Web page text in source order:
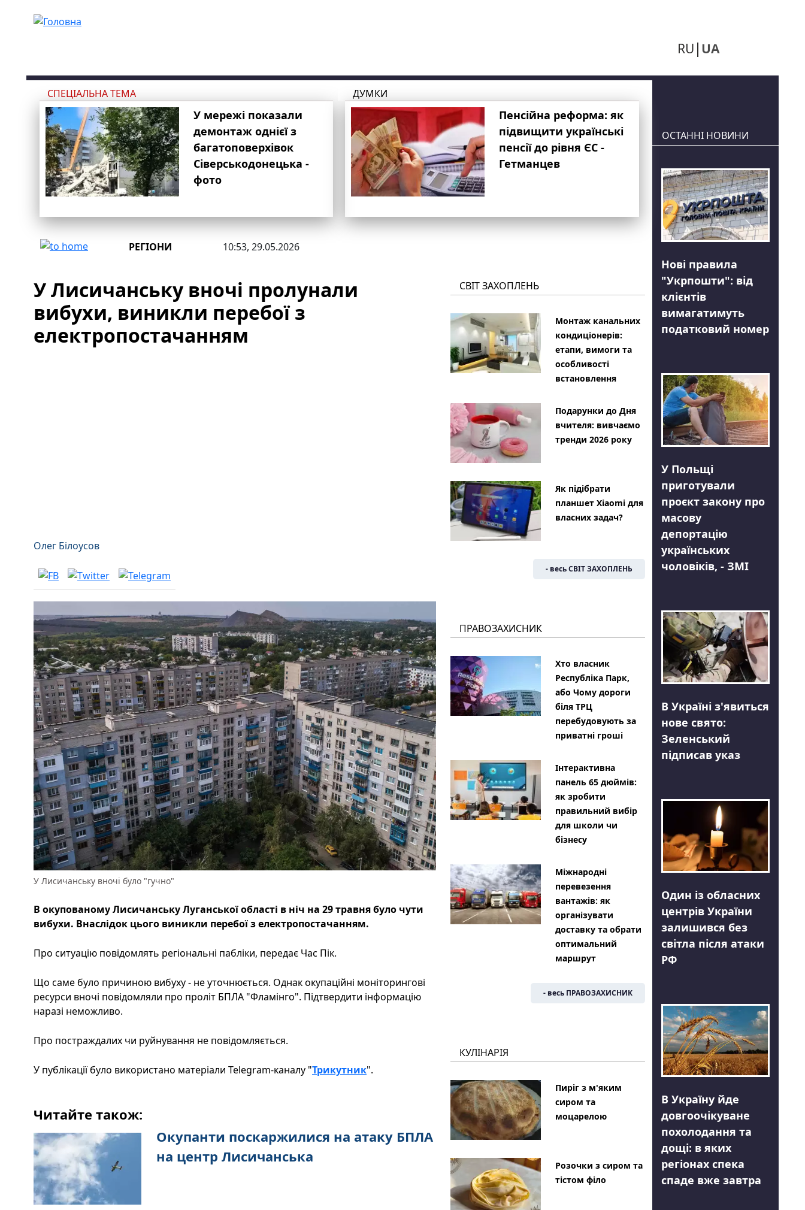
RU UA
СПЕЦІАЛЬНА ТЕМА
У мережі показали
демонтаж однієї з
багатоповерхівок
Сіверськодонецька -
фото
ДУМКИ
Пенсійна реформа: як
підвищити українські
пенсії до рівня ЄС -
Гетманцев
РЕГІОНИ 10:53, 29.05.2026
У Лисичанську вночі пролунали
вибухи, виникли перебої з
електропостачанням
Олег Білоусов
У Лисичанську вночі було "гучно"
В окупованому Лисичанську Луганської області в ніч на 29 травня було чути
вибухи. Внаслідок цього виникли перебої з електропостачанням.
Про ситуацію повідомлять регіональні пабліки, передає Час Пік.
Що саме було причиною вибуху - не уточнюється. Однак окупаційні моніторингові
ресурси вночі повідомляли про проліт БПЛА "Фламінго". Підтвердити інформацію
наразі неможливо.
Про постраждалих чи руйнування не повідомляється.
У публікації було використано матеріали Telegram-каналу "Трикутник".
Читайте також:
Окупанти поскаржилися на атаку БПЛА
на центр Лисичанська
СВІТ ЗАХОПЛЕНЬ
Монтаж канальних
кондиціонерів:
етапи, вимоги та
особливості
встановлення
Подарунки до Дня
вчителя: вивчаємо
тренди 2026 року
Як підібрати
планшет Xiaomi для
власних задач?
- весь СВІТ ЗАХОПЛЕНЬ
ПРАВОЗАХИСНИК
Хто власник
Республіка Парк,
або Чому дороги
біля ТРЦ
перебудовують за
приватні гроші
Інтерактивна
панель 65 дюймів:
як зробити
правильний вибір
для школи чи
бізнесу
Міжнародні
перевезення
вантажів: як
організувати
доставку та обрати
оптимальний
маршрут
- весь ПРАВОЗАХИСНИК
КУЛІНАРІЯ
Пиріг з м'яким
сиром та
моцарелою
Розочки з сиром та
тістом філо
ОСТАННІ НОВИНИ
Нові правила
"Укрпошти": від
клієнтів
вимагатимуть
податковий номер
У Польщі
приготували
проєкт закону про
масову
депортацію
українських
чоловіків, - ЗМІ
В Україні з'явиться
нове свято:
Зеленський
підписав указ
Один із обласних
центрів України
залишився без
світла після атаки
РФ
В Україну йде
довгоочікуване
похолодання та
дощі: в яких
регіонах спека
спаде вже завтра